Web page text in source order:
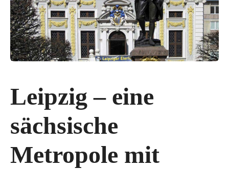
Leipzig – eine
sächsische
Metropole mit